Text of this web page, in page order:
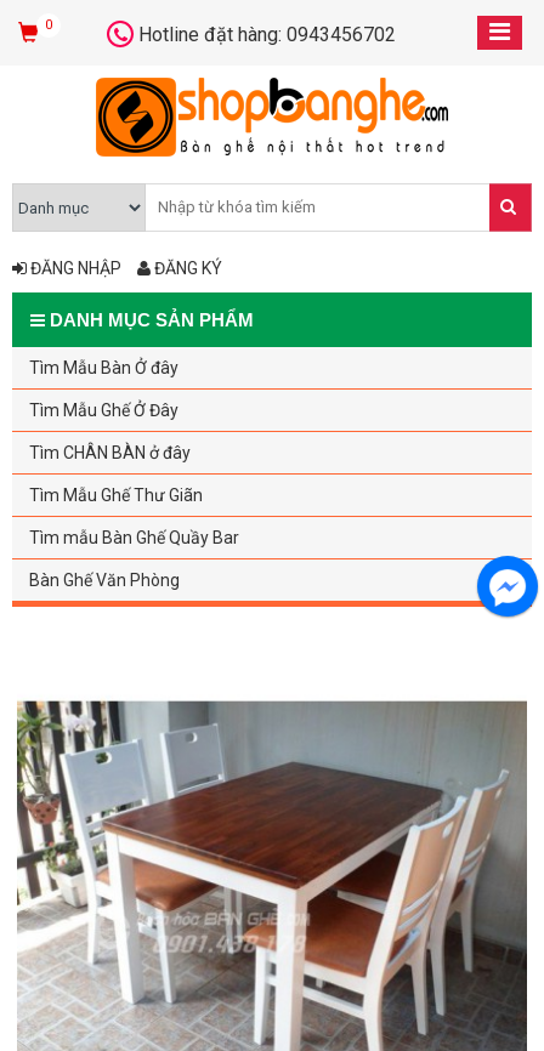
0 Hotline đặt hàng: 0943456702
ĐĂNG NHẬP ĐĂNG KÝ
DANH MỤC SẢN PHẨM
Tìm Mẫu Bàn Ở đây
Tìm Mẫu Ghế Ở Đây
Tìm CHÂN BÀN ở đây
Tìm Mẫu Ghế Thư Giãn
Tìm mẫu Bàn Ghế Quầy Bar
Bàn Ghế Văn Phòng